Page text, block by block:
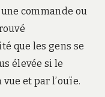
commande ou
que les gens se
élevée si le
et par l’ouïe.